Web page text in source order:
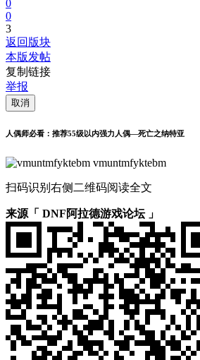
0
0
3
返回版块
本版发帖
复制链接
举报
取消
人偶师必看：推荐55级以内强力人偶—死亡之纳特亚
vmuntmfyktebm
扫码识别右侧二维码阅读全文
来源「 DNF阿拉德游戏论坛 」